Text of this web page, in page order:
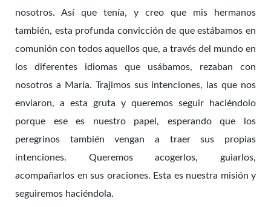
nosotros. Así que tenía, y creo que mis hermanos
también, esta profunda convicción de que estábamos en
comunión con todos aquellos que, a través del mundo en
los diferentes idiomas que usábamos, rezaban con
nosotros a María. Trajimos sus intenciones, las que nos
enviaron, a esta gruta y queremos seguir haciéndolo
porque ese es nuestro papel, esperando que los
peregrinos también vengan a traer sus propias
intenciones. Queremos acogerlos, guiarlos,
acompañarlos en sus oraciones. Esta es nuestra misión y
seguiremos haciéndola.